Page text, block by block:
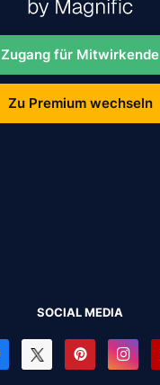
Zugang für Mitwirkende
Zu Premium wechseln
SOCIAL MEDIA